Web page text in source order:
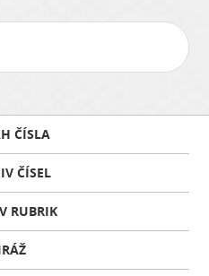
ČÍSLA
ČÍSEL
RUBRIK